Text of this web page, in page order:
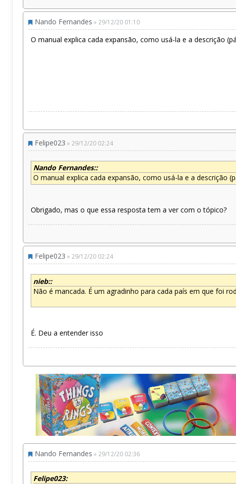
Nando Fernandes » 29/12/20 01:10
O manual explica cada expansão, como usá-la e a descrição
Felipe023 » 29/12/20 02:24
Nando Fernandes::
O manual explica cada expansão, como usá-la e a descrição
Obrigado, mas o que essa resposta tem a ver com o tópico?
Felipe023 » 29/12/20 02:24
nieb::
Não é mancada. É um agradinho para cada país em que foi
É. Deu a entender isso
Nando Fernandes » 29/12/20 02:36
Felipe023: